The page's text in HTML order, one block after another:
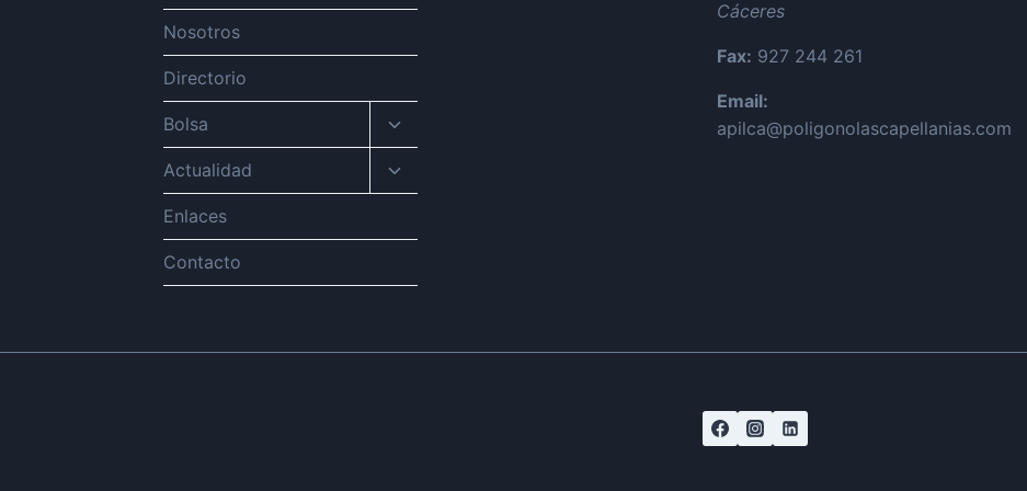
Nosotros
Directorio
Bolsa
Alternar
menú
hijo
Actualidad
Alternar
menú
Enlaces
Contacto
Cáceres
Fax: 927 244 261
Email:
apilca@poligonolascapellanias.com